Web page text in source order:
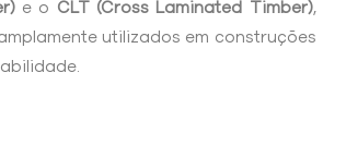
e o CLT (Cross Laminated Timber),
utilizados em construções